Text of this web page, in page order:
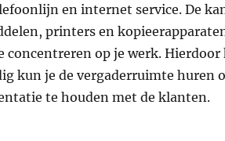
en internet service. De
printers en
concentreren op je werk.
kun je de vergaderruimte huren
te houden met de klanten.